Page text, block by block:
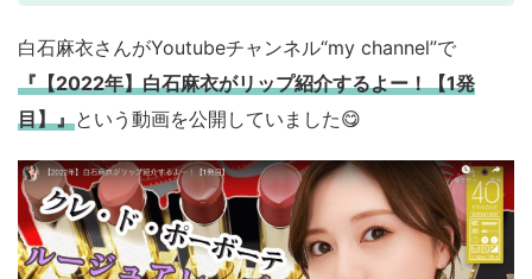
白石麻衣さんがYoutubeチャンネル“my channel”で
『【2022年】白石麻衣がリップ紹介するよー！【1発
目】』という動画を公開していました😋